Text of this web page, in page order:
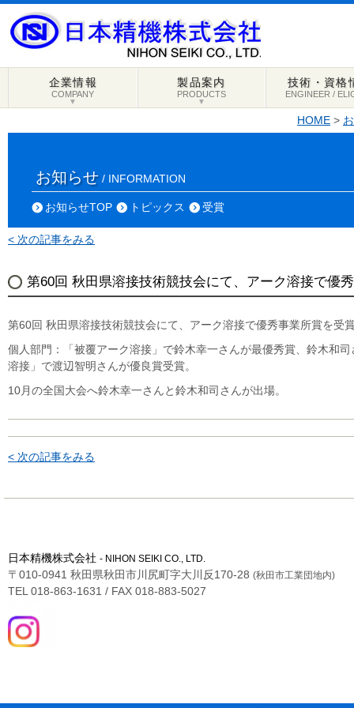
▼
企業情報
COMPANY
▼
製品案内
PRODUCTS
技術・資格
ENGINEER /
HOME >
お知らせ/ INFORMATION
お知らせTOP トピックス 受賞
< 次の記事をみる
第60回 秋田県溶接技術競技会にて、アーク溶接で優
第60回 秋田県溶接技術競技会にて、アーク溶接で優秀事業所賞を受
個人部門：「被覆アーク溶接」で鈴木幸一さんが最優秀賞、鈴木和
溶接」で渡辺智明さんが優良賞受賞。
10月の全国大会へ鈴木幸一さんと鈴木和司さんが出場。
< 次の記事をみる
日本精機株式会社 - NIHON SEIKI CO., LTD.
〒010-0941 秋田県秋田市川尻町字大川反170-28 (秋田市工業団地内)
TEL 018-863-1631 / FAX 018-883-5027